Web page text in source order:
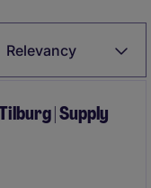
Relevancy
| Supply